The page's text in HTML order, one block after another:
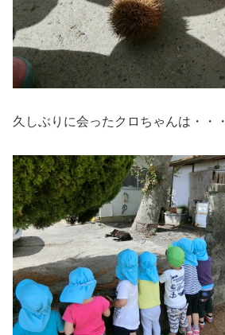
久しぶりに会ったクロちゃんは・・・